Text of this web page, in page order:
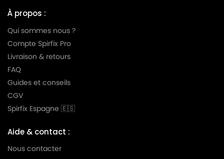
À propos :
Qui sommes nous ?
Compte Spirfix Pro
Livraison & retours
FAQ
Guides et conseils
CGV
Spirfix Espagne 🇪🇸
Aide & contact :
Nous contacter